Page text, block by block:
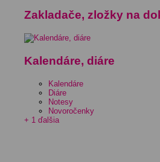
Zakladače, zložky na
Kalendáre, diáre
Kalendáre
Diáre
Notesy
Novoročenky
+ 1 ďalšia